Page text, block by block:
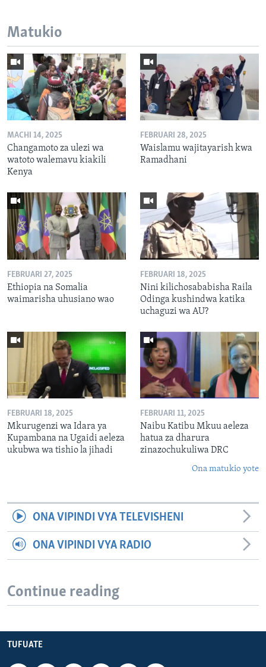
Matukio
MACHI 14, 2025
Changamoto za ulezi wa
watoto walemavu kiakili
Kenya
FEBRUARI 28, 2025
Waislamu wajitayarish kwa
Ramadhani
FEBRUARI 27, 2025
Ethiopia na Somalia
waimarisha uhusiano wao
FEBRUARI 18, 2025
Nini kilichosababisha Raila
Odinga kushindwa katika
uchaguzi wa AU?
FEBRUARI 18, 2025
Mkurugenzi wa Idara ya
Kupambana na Ugaidi aeleza
ukubwa wa tishio la jihadi
FEBRUARI 11, 2025
Naibu Katibu Mkuu aeleza
hatua za dharura
zinazochukuliwa DRC
Ona matukio yote
ONA VIPINDI VYA TELEVISHENI
ONA VIPINDI VYA RADIO
Continue reading
TUFUATE